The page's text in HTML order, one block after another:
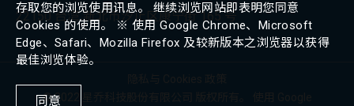
22150 台湾 新北市汐止区康宁街 165 号
© 2022 星乔科技股份有限公司 版权所有。 使用 Google
同意
存取您的浏览使用讯息。 继续浏览网站即表明您同意
Cookies 的使用。 ※ 使用 Google Chrome、Microsoft
Edge、Safari、Mozilla Firefox 及较新版本之浏览器以获得
最佳浏览体验。